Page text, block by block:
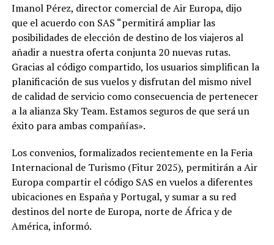
Imanol Pérez, director comercial de Air Europa, dijo
que el acuerdo con SAS “permitirá ampliar las
posibilidades de elección de destino de los viajeros al
añadir a nuestra oferta conjunta 20 nuevas rutas.
Gracias al código compartido, los usuarios simplifican la
planificación de sus vuelos y disfrutan del mismo nivel
de calidad de servicio como consecuencia de pertenecer
a la alianza Sky Team. Estamos seguros de que será un
éxito para ambas compañías».
Los convenios, formalizados recientemente en la Feria
Internacional de Turismo (Fitur 2025), permitirán a Air
Europa compartir el código SAS en vuelos a diferentes
ubicaciones en España y Portugal, y sumar a su red
destinos del norte de Europa, norte de África y de
América, informó.